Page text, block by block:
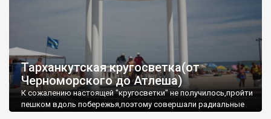
Тарханкутская кругосветка(от
Черноморского до Атлеша)
К сожалению настоящей "кругосветки" не получилось,пройти
пешком вдоль побережья,поэтому совершали радиальные